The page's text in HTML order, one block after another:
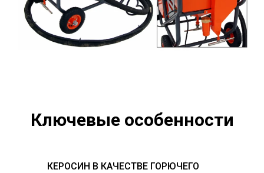
Ключевые особенности
КЕРОСИН В КАЧЕСТВЕ ГОРЮЧЕГО